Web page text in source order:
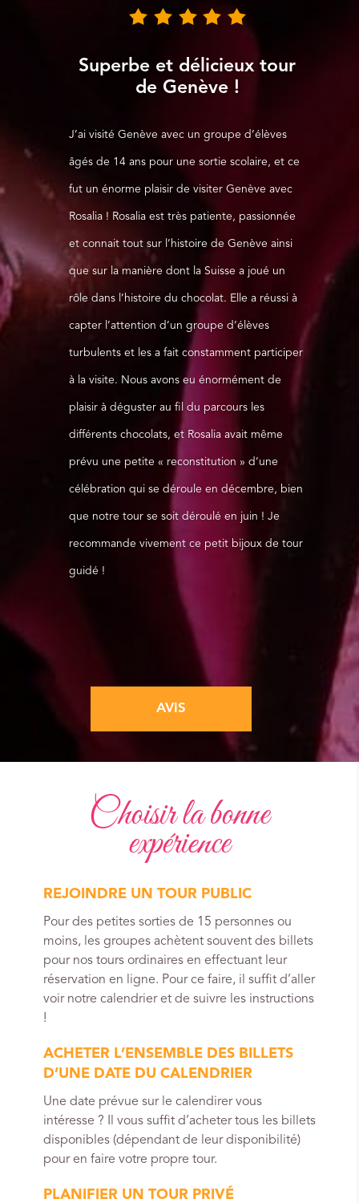
Superbe et délicieux tour
de Genève !
J’ai visité Genève avec un groupe d’élèves
âgés de 14 ans pour une sortie scolaire, et ce
fut un énorme plaisir de visiter Genève avec
Rosalia ! Rosalia est très patiente, passionnée
et connait tout sur l’histoire de Genève ainsi
que sur la manière dont la Suisse a joué un
rôle dans l’histoire du chocolat. Elle a réussi à
capter l’attention d’un groupe d’élèves
turbulents et les a fait constamment participer
à la visite. Nous avons eu énormément de
plaisir à déguster au fil du parcours les
différents chocolats, et Rosalia avait même
prévu une petite « reconstitution » d’une
célébration qui se déroule en décembre, bien
que notre tour se soit déroulé en juin ! Je
recommande vivement ce petit bijoux de tour
guidé !
AVIS
Choisir la bonne
expérience
REJOINDRE UN TOUR PUBLIC
Pour des petites sorties de 15 personnes ou
moins, les groupes achètent souvent des billets
pour nos tours ordinaires en effectuant leur
réservation en ligne. Pour ce faire, il suffit d’aller
voir notre calendrier et de suivre les instructions
!
ACHETER L’ENSEMBLE DES BILLETS
D’UNE DATE DU CALENDRIER
Une date prévue sur le calendirer vous
intéresse ? Il vous suffit d’acheter tous les billets
disponibles (dépendant de leur disponibilité)
pour en faire votre propre tour.
PLANIFIER UN TOUR PRIVÉ